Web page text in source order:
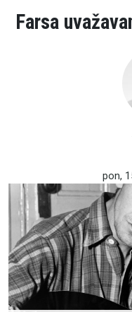
Farsa
pon,